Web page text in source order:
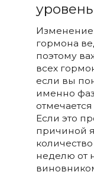
гормона
поэтому
всех
если вы
именно
Если это
причиной
неделю от